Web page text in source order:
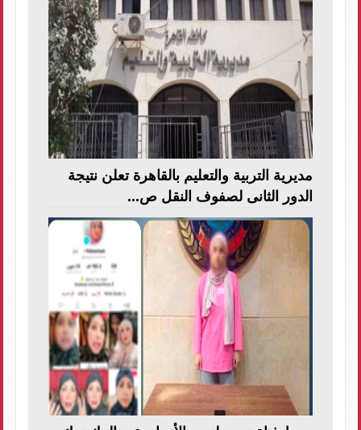
مديرية التربية والتعليم بالقاهرة تعلن نتيجة
الدور الثانى لصفوف النقل ص...